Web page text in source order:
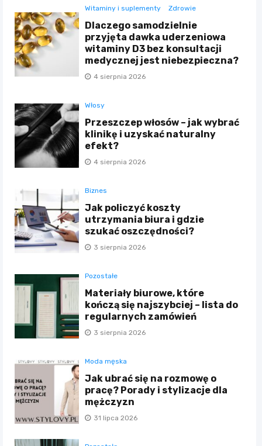
Witaminy i suplementy Zdrowie
Dlaczego samodzielnie
przyjęta dawka uderzeniowa
witaminy D3 bez konsultacji
medycznej jest niebezpieczna?
4 sierpnia 2026
Włosy
Przeszczep włosów – jak wybrać
klinikę i uzyskać naturalny
efekt?
4 sierpnia 2026
Biznes
Jak policzyć koszty
utrzymania biura i gdzie
szukać oszczędności?
3 sierpnia 2026
Pozostałe
Materiały biurowe, które
kończą się najszybciej – lista do
regularnych zamówień
3 sierpnia 2026
Moda męska
Jak ubrać się na rozmowę o
pracę? Porady i stylizacje dla
mężczyzn
31 lipca 2026